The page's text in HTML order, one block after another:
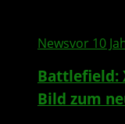
Newsvor 10
Battlefield:
Bild zum